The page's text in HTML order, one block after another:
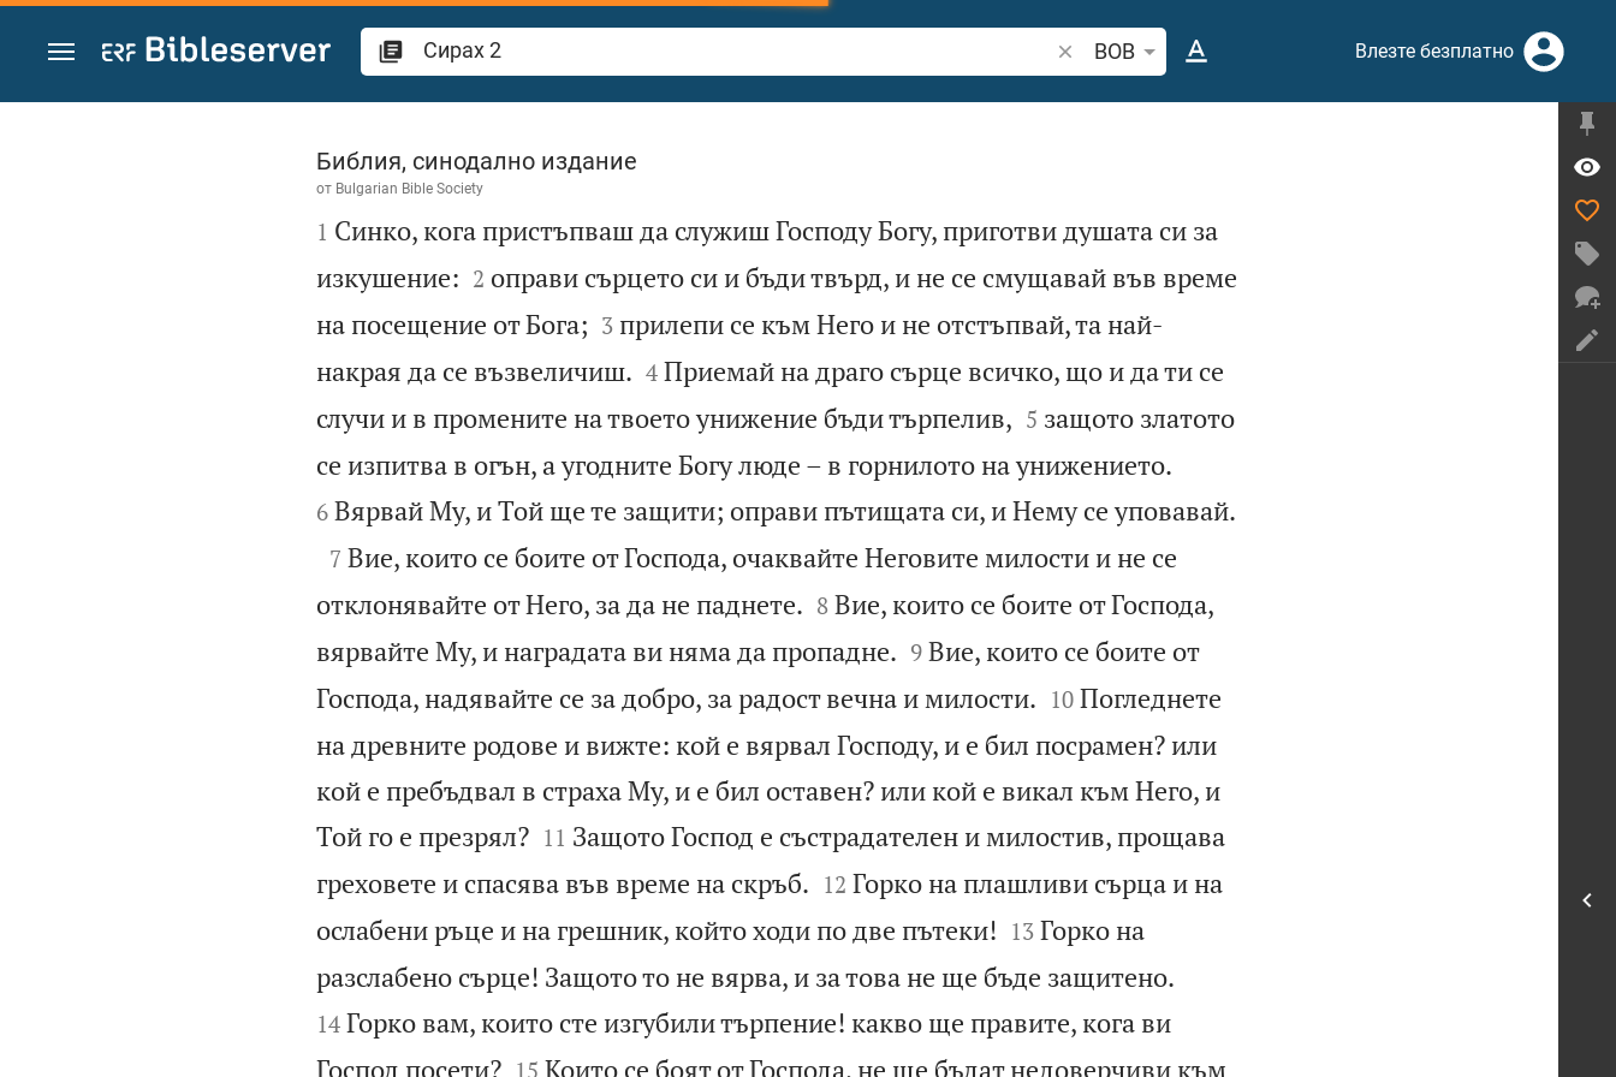
Преминете към съдържанието
Търсете стих или дума в Библията
BOB Влезте безплатно
Сирах 2
Библия, синодално издание
от Bulgarian Bible Society

1 Синко, кога пристъпваш да служиш Господу Богу, приготви душата си за
изкушение:
2 оправи сърцето си и бъди твърд, и не се смущавай във време
на посещение от Бога;
3 прилепи се към Него и не отстъпвай, та най-
накрая да се възвеличиш.
4 Приемай на драго сърце всичко, що и да ти се
случи и в промените на твоето унижение бъди търпелив,
5 защото златото
се изпитва в огън, а угодните Богу люде – в горнилото на унижението.
6 Вярвай Му, и Той ще те защити; оправи пътищата си, и Нему се уповавай.

7 Вие, които се боите от Господа, очаквайте Неговите милости и не се
отклонявайте от Него, за да не паднете.
8 Вие, които се боите от Господа,
вярвайте Му, и наградата ви няма да пропадне.
9 Вие, които се боите от
Господа, надявайте се за добро, за радост вечна и милости.
10 Погледнете
на древните родове и вижте: кой е вярвал Господу, и е бил посрамен? или
кой е пребъдвал в страха Му, и е бил оставен? или кой е викал към Него, и
Той го е презрял?
11 Защото Господ е състрадателен и милостив, прощава
греховете и спасява във време на скръб.
12 Горко на плашливи сърца и на
ослабени ръце и на грешник, който ходи по две пътеки!
13 Горко на
разслабено сърце! Защото то не вярва, и за това не ще бъде защитено.
14 Горко вам, които сте изгубили търпение! какво ще правите, кога ви
Господ посети?
15 Които се боят от Господа, не ще бъдат недоверчиви към